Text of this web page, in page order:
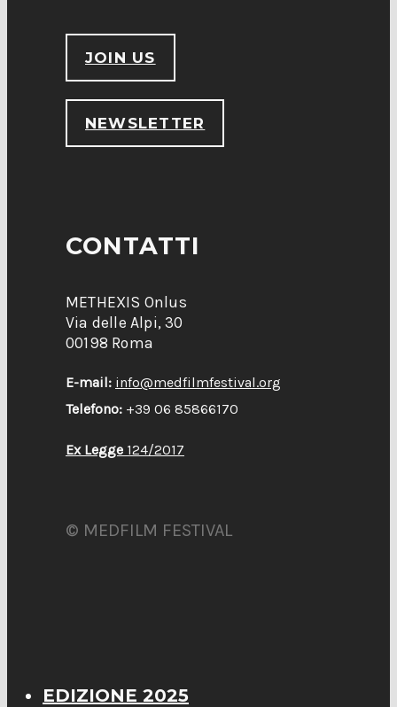
JOIN US
NEWSLETTER
CONTATTI
METHEXIS Onlus
Via delle Alpi, 30
00198 Roma
E-mail: info@medfilmfestival.org
Telefono: +39 06 85866170
Ex Legge 124/2017
© MEDFILM FESTIVAL
EDIZIONE 2025